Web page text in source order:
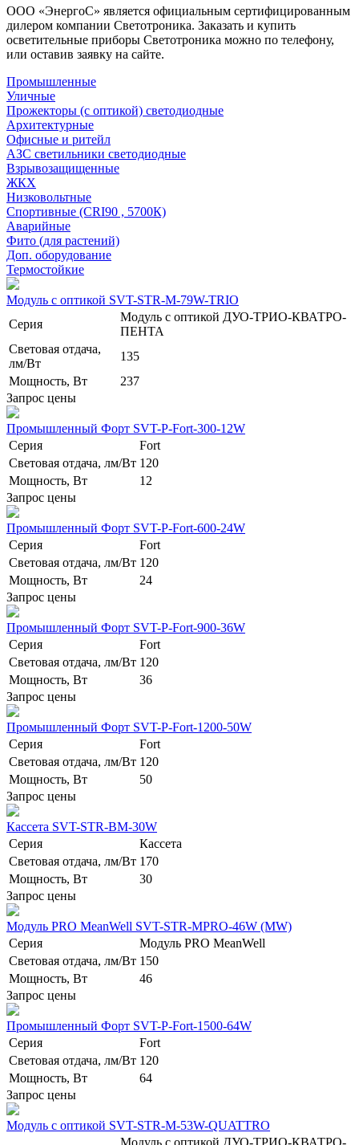
ООО «ЭнергоС» является официальным сертифицированным
дилером компании Светотроника. Заказать и купить
осветительные приборы Светотроника можно по телефону,
или оставив заявку на сайте.
Промышленные
Уличные
Прожекторы (с оптикой) светодиодные
Архитектурные
Офисные и ритейл
АЗС светильники светодиодные
Взрывозащищенные
ЖКХ
Низковольтные
Спортивные (CRI90 , 5700К)
Аварийные
Фито (для растений)
Доп. оборудование
Термостойкие
Модуль с оптикой SVT-STR-M-79W-TRIO
Серия
Модуль с оптикой ДУО-ТРИО-КВАТРО-
ПЕНТА
Световая отдача,
лм/Вт
135
Мощность, Вт
237
Запрос цены
Промышленный Форт SVT-P-Fort-300-12W
Серия
Fort
Световая отдача, лм/Вт 120
Мощность, Вт
12
Запрос цены
Промышленный Форт SVT-P-Fort-600-24W
Серия
Fort
Световая отдача, лм/Вт 120
Мощность, Вт
24
Запрос цены
Промышленный Форт SVT-P-Fort-900-36W
Серия
Fort
Световая отдача, лм/Вт 120
Мощность, Вт
36
Запрос цены
Промышленный Форт SVT-P-Fort-1200-50W
Серия
Fort
Световая отдача, лм/Вт 120
Мощность, Вт
50
Запрос цены
Кассета SVT-STR-BM-30W
Серия
Кассета
Световая отдача, лм/Вт 170
Мощность, Вт
30
Запрос цены
Модуль PRO MeanWell SVT-STR-MPRO-46W (MW)
Серия
Модуль PRO MeanWell
Световая отдача, лм/Вт 150
Мощность, Вт
46
Запрос цены
Промышленный Форт SVT-P-Fort-1500-64W
Серия
Fort
Световая отдача, лм/Вт 120
Мощность, Вт
64
Запрос цены
Модуль с оптикой SVT-STR-M-53W-QUATTRO